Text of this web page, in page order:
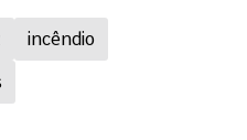
incêndio